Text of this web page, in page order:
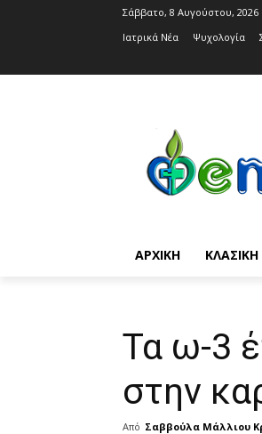
Σάββατο, 8 Αυγούστου, 2026
Ιατρικά Νέα
Ψυχολογία
ΑΡΧΙΚΉ ΚΛΑΣΙΚΉ
Τα ω-3
στην
Από Σαββούλα Μάλλιου